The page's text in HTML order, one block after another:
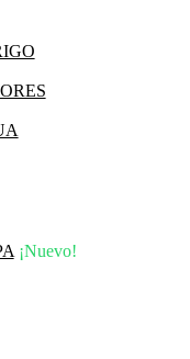
¡Nuevo!